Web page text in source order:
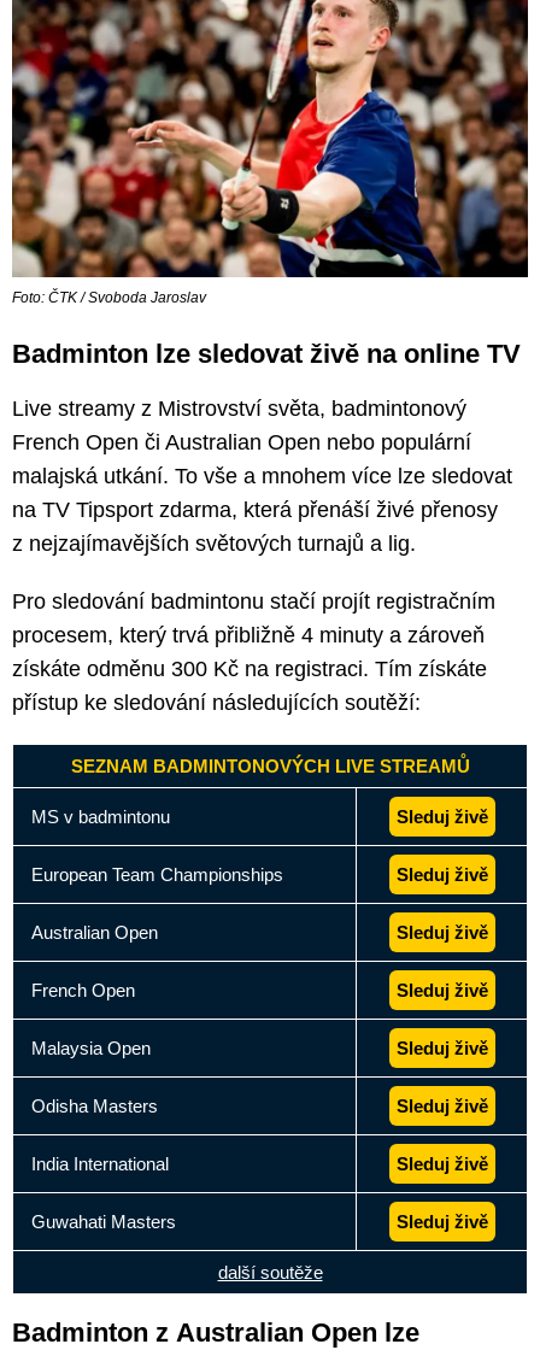
Foto: ČTK / Svoboda Jaroslav
Badminton lze sledovat živě na online TV
Live streamy z Mistrovství světa, badmintonový
French Open či Australian Open nebo populární
malajská utkání. To vše a mnohem více lze sledovat
na TV Tipsport zdarma, která přenáší živé přenosy
z nejzajímavějších světových turnajů a lig.
Pro sledování badmintonu stačí projít registračním
procesem, který trvá přibližně 4 minuty a zároveň
získáte odměnu 300 Kč na registraci. Tím získáte
přístup ke sledování následujících soutěží:
SEZNAM BADMINTONOVÝCH LIVE STREAMŮ
MS v badmintonu Sleduj živě
European Team Championships Sleduj živě
Australian Open Sleduj živě
French Open Sleduj živě
Malaysia Open Sleduj živě
Odisha Masters Sleduj živě
India International Sleduj živě
Guwahati Masters Sleduj živě
další soutěže
Badminton z Australian Open lze